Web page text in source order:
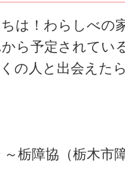
は！わらしべの
ら予定されてい
の人と出会えた
～栃障協（栃木市